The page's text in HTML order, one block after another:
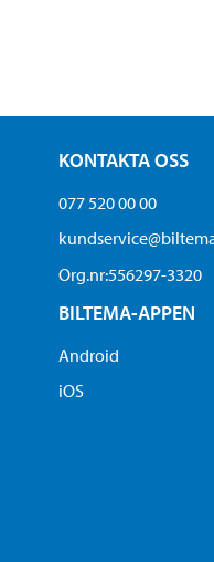
KONTAKTA OSS
077 520 00 00
Org.nr:556297-3320
BILTEMA-APPEN
Android
iOS